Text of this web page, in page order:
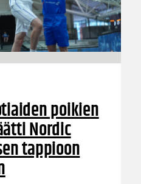
poikien
Nordic
tappioon